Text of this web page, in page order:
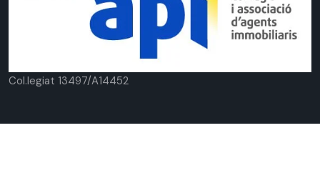
Col.legiat 13497/A14452